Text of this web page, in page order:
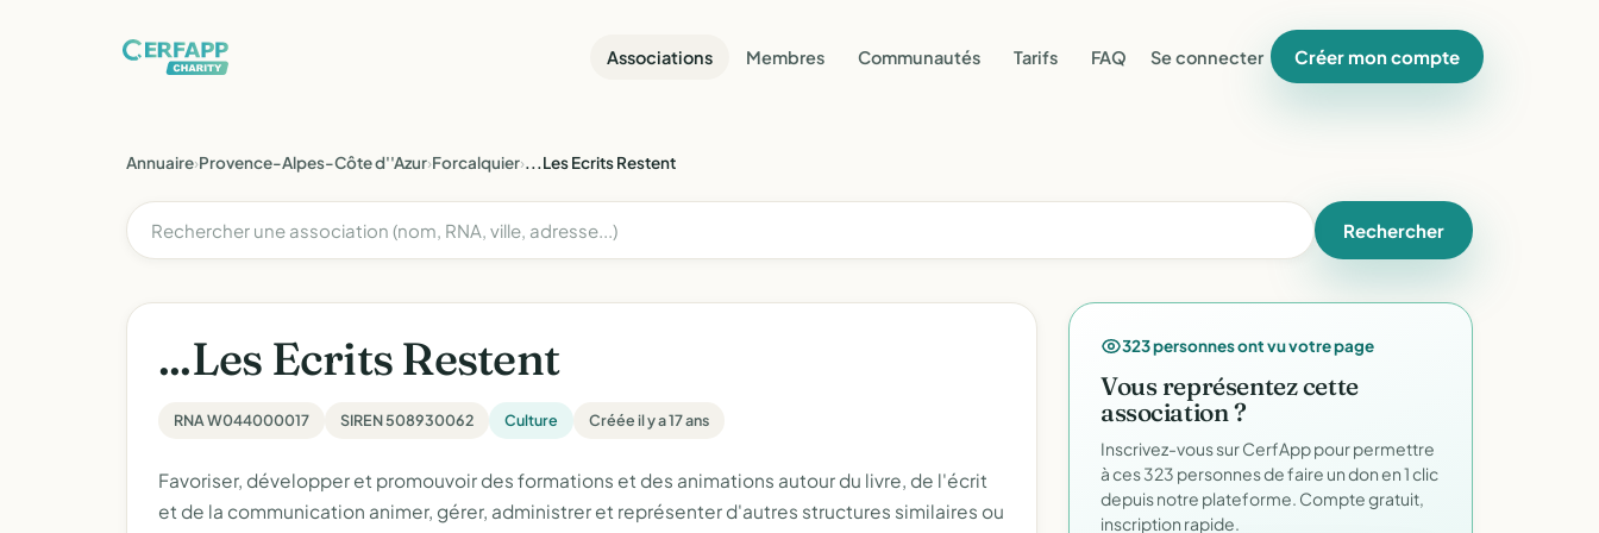
Associations Membres Communautés Tarifs FAQ Se connecter Créer mon compte
Annuaire›Provence-Alpes-Côte d''Azur›Forcalquier›...Les Ecrits Restent
Rechercher
...Les Ecrits Restent
RNA W044000017 SIREN 508930062 Culture Créée il y a 17 ans
Favoriser, développer et promouvoir des formations et des animations autour du livre, de l'écrit
et de la communication animer, gérer, administrer et représenter d'autres structures similaires ou
323 personnes ont vu votre page
Vous représentez cette
association ?
Inscrivez-vous sur CerfApp pour permettre
à ces 323 personnes de faire un don en 1 clic
depuis notre plateforme. Compte gratuit,
inscription rapide.